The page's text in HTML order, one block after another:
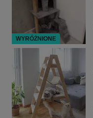
WYRÓŻNIONE